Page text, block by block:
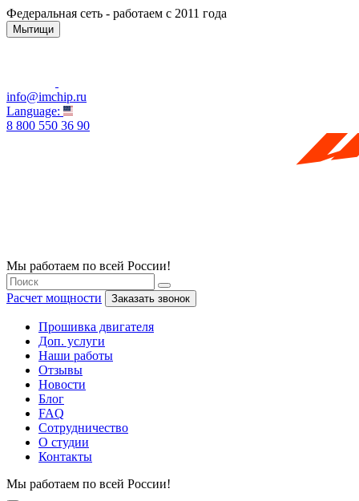
Федеральная сеть - работаем с 2011 года
Мытищи
info@imchip.ru
Language:
8 800 550 36 90
Мы работаем по всей России!
Расчет мощности Заказать звонок
Прошивка двигателя
Доп. услуги
Наши работы
Отзывы
Новости
Блог
FAQ
Сотрудничество
О студии
Контакты
Мы работаем по всей России!